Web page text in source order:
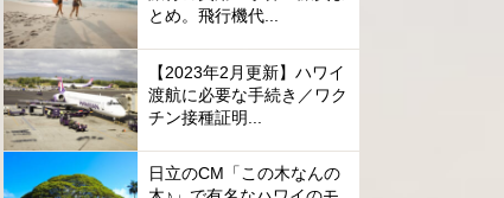
とめ。飛行機代...
【2023年2月更新】ハワイ
渡航に必要な手続き／ワク
チン接種証明...
日立のCM「この木なんの